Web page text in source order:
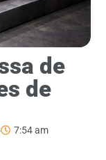
de
de
7:54 am